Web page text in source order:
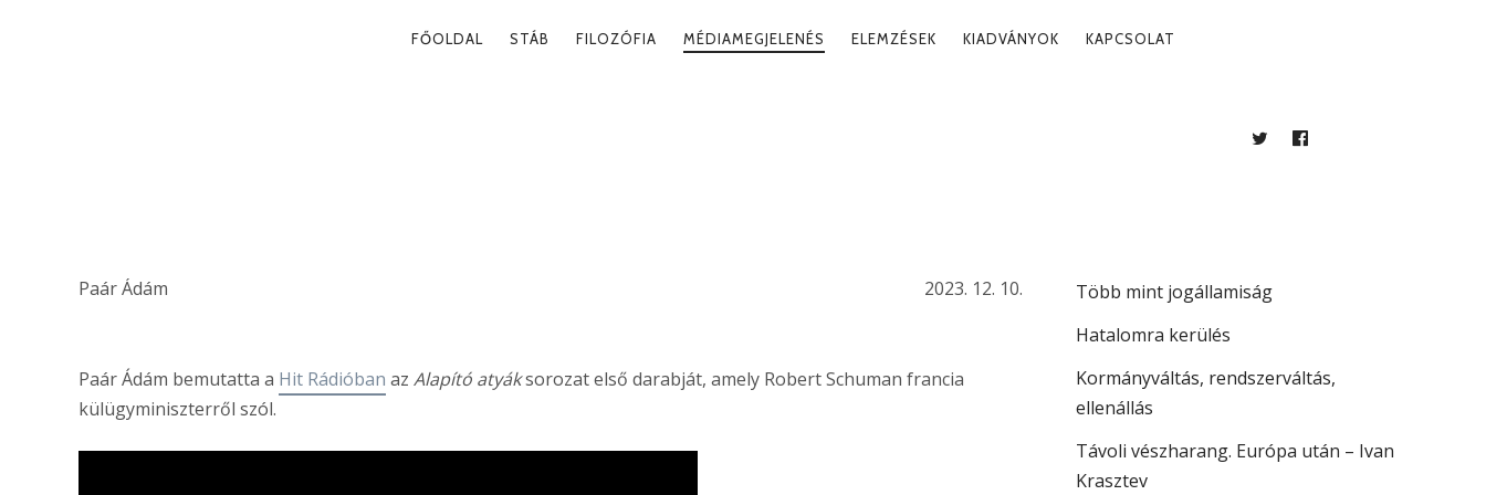
PRIMARY
FŐOLDAL STÁB FILOZÓFIA MÉDIAMEGJELENÉS ELEMZÉSEK KIADVÁNYOK KAPCSOLAT
TWITTERFACEBOOK
Paár Ádám 2023. 12. 10.
Paár Ádám bemutatta a Hit Rádióban az Alapító atyáksorozat első darabját, amely Robert Schuman francia
külügyminiszterről szól.
Több mint jogállamiság
Hatalomra kerülés
Kormányváltás, rendszerváltás,
ellenállás
Távoli vészharang. Európa után – Ivan
Krasztev